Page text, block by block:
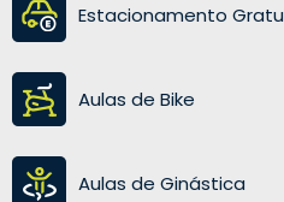
Estacionamento
Aulas de Bike
Aulas de Ginástica